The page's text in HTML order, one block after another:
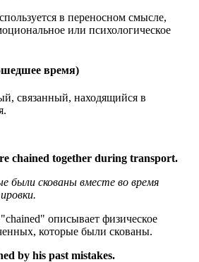
в переносном смысле,
или психологическое
время)
связанный, находящийся в
chained together during transport.
были скованы вместе во время
описывает физическое
которые были скованы.
by his past mistakes.